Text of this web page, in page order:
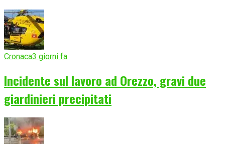
Cronaca3 giorni fa
Incidente sul lavoro ad Orezzo, gravi due
giardinieri precipitati